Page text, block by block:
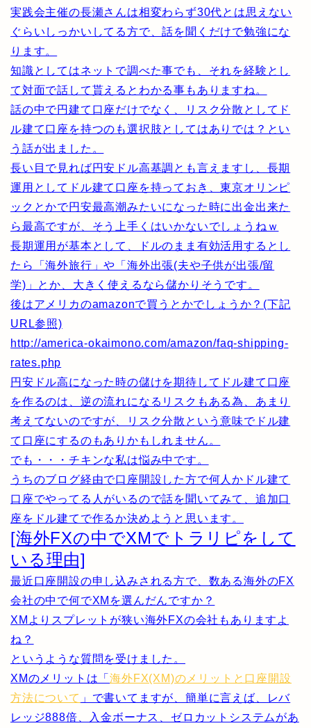
実践会主催の長瀬さんは相変わらず30代とは思えない
ぐらいしっかいしてる方で、話を聞くだけで勉強にな
ります。
知識としてはネットで調べた事でも、それを経験とし
て対面で話して貰えるとわかる事もありますね。
話の中で円建て口座だけでなく、リスク分散としてド
ル建て口座を持つのも選択肢としてはありでは？とい
う話が出ました。
長い目で見れば円安ドル高基調とも言えますし、長期
運用としてドル建て口座を持っておき、東京オリンピ
ックとかで円安最高潮みたいになった時に出金出来た
ら最高ですが、そう上手くはいかないでしょうねｗ
長期運用が基本として、ドルのまま有効活用するとし
たら「海外旅行」や「海外出張(夫や子供が出張/留
学)」とか、大きく使えるなら儲かりそうです。
後はアメリカのamazonで買うとかでしょうか？(下記
URL参照)
http://america-okaimono.com/amazon/faq-shipping-
rates.php
円安ドル高になった時の儲けを期待してドル建て口座
を作るのは、逆の流れになるリスクもある為、あまり
考えてないのですが、リスク分散という意味でドル建
て口座にするのもありかもしれません。
でも・・・チキンな私は悩み中です。
うちのブログ経由で口座開設した方で何人かドル建て
口座でやってる人がいるので話を聞いてみて、追加口
座をドル建てで作るか決めようと思います。
[海外FXの中でXMでトラリピをして
いる理由]
最近口座開設の申し込みされる方で、数ある海外のFX
会社の中で何でXMを選んだんですか？
XMよりスプレットが狭い海外FXの会社もありますよ
ね？
というような質問を受けました。
XMのメリットは「海外FX(XM)のメリットと口座開設
方法について 」で書いてますが、簡単に言えば、レバ
レッジ888倍、入金ボーナス、ゼロカットシステムがあ